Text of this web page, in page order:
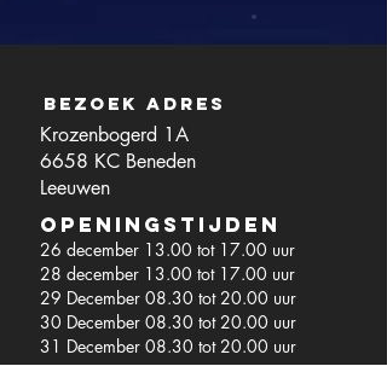
Bezoek adres
Krozenbogerd 1A
6658 KC Beneden
Leeuwen
Openingstijden
26 december 13.00 tot 17.00 uur
28 december 13.00 tot 17.00 uur
29 December 08.30 tot 20.00 uur
30 December 08.30 tot 20.00 uur
31 December 08.30 tot 20.00 uur